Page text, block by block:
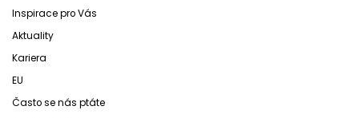
Inspirace pro Vás
Aktuality
Kariera
EU
Často se nás ptáte